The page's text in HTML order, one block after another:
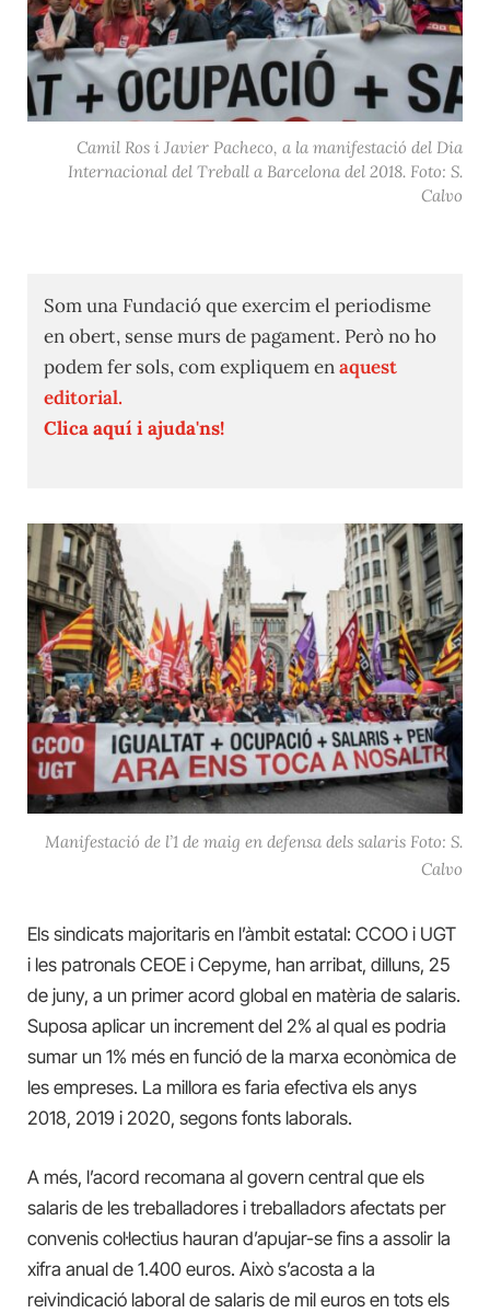
Camil Ros i Javier Pacheco, a la manifestació del Dia
Internacional del Treball a Barcelona del 2018. Foto: S.
Calvo
Som una Fundació que exercim el periodisme
en obert, sense murs de pagament. Però no ho
podem fer sols, com expliquem enaquest
editorial.
Clica aquí i ajuda'ns!
Manifestació de l’1 de maig en defensa dels salaris Foto: S.
Calvo
Els sindicats majoritaris en l’àmbit estatal: CCOO i UGT
i les patronals CEOE i Cepyme, han arribat, dilluns, 25
de juny, a un primer acord global en matèria de salaris.
Suposa aplicar un increment del 2% al qual es podria
sumar un 1% més en funció de la marxa econòmica de
les empreses. La millora es faria efectiva els anys
2018, 2019 i 2020, segons fonts laborals.
A més, l’acord recomana al govern central que els
salaris de les treballadores i treballadors afectats per
convenis col·lectius hauran d’apujar-se fins a assolir la
xifra anual de 1.400 euros. Això s’acosta a la
reivindicació laboral de salaris de mil euros en tots els